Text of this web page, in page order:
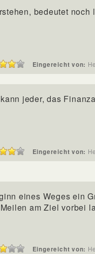
bedeutet noch
Eingereicht von:
jeder, das
Eingereicht von:
eines Weges ein
am Ziel vorbei
Eingereicht von: